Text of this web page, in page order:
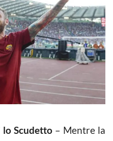
lo Scudetto– Mentre la